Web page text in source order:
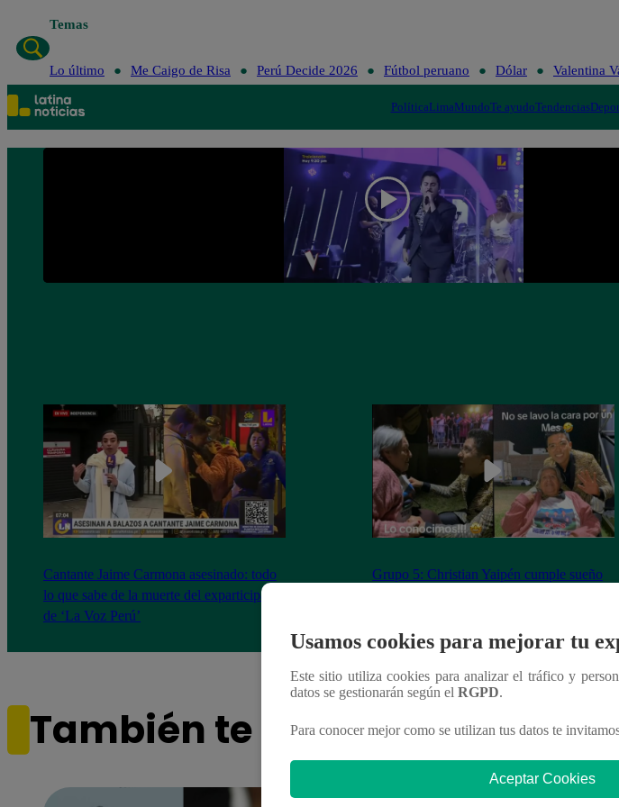
Temas
Lo último Me Caigo de Risa Perú Decide 2026 Fútbol peruano Dólar Valentina
PolíticaLimaMundoTe ayudoTendencias
Cantante Jaime Carmona asesinado: todo
lo que sabe de la muerte del exparticipante
de ‘La Voz Perú’
Grupo 5: Christian Yaipén cumple sueño
También te puede interesar
Usamos cookies para mejorar tu
Este sitio utiliza cookies para analizar el tráfico y
datos se gestionarán según el RGPD.
Para conocer mejor como se utilizan tus datos te
Aceptar Cookies